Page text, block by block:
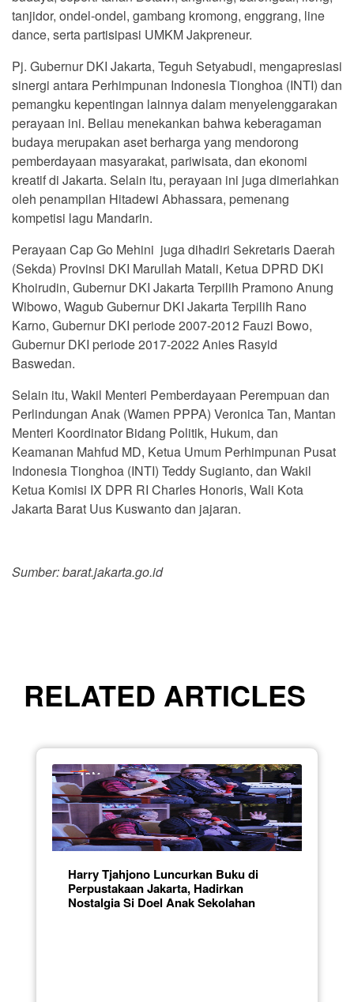
tanjidor, ondel-ondel, gambang kromong, enggrang, line
dance, serta partisipasi UMKM Jakpreneur.
Pj. Gubernur DKI Jakarta, Teguh Setyabudi, mengapresiasi
sinergi antara Perhimpunan Indonesia Tionghoa (INTI) dan
pemangku kepentingan lainnya dalam menyelenggarakan
perayaan ini. Beliau menekankan bahwa keberagaman
budaya merupakan aset berharga yang mendorong
pemberdayaan masyarakat, pariwisata, dan ekonomi
kreatif di Jakarta. Selain itu, perayaan ini juga dimeriahkan
oleh penampilan Hitadewi Abhassara, pemenang
kompetisi lagu Mandarin.
Perayaan Cap Go Mehini juga dihadiri Sekretaris Daerah
(Sekda) Provinsi DKI Marullah Matali, Ketua DPRD DKI
Khoirudin, Gubernur DKI Jakarta Terpilih Pramono Anung
Wibowo, Wagub Gubernur DKI Jakarta Terpilih Rano
Karno, Gubernur DKI periode 2007-2012 Fauzi Bowo,
Gubernur DKI periode 2017-2022 Anies Rasyid
Baswedan.
Selain itu, Wakil Menteri Pemberdayaan Perempuan dan
Perlindungan Anak (Wamen PPPA) Veronica Tan, Mantan
Menteri Koordinator Bidang Politik, Hukum, dan
Keamanan Mahfud MD, Ketua Umum Perhimpunan Pusat
Indonesia Tionghoa (INTI) Teddy Sugianto, dan Wakil
Ketua Komisi IX DPR RI Charles Honoris, Wali Kota
Jakarta Barat Uus Kuswanto dan jajaran.
Sumber: barat.jakarta.go.id
RELATED ARTICLES
Harry Tjahjono Luncurkan Buku di
Perpustakaan Jakarta, Hadirkan
Nostalgia Si Doel Anak Sekolahan